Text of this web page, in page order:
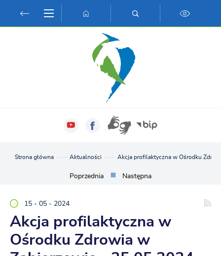
Przejdź do wyszukiwarki.
Przejdź do ustawień wielkości czcionki.
Włącz wersję kontrastową strony.
Strona główna Aktualności Akcja profilaktyczna w Ośrodku
Poprzednia Następna
15 - 05 - 2024
Akcja profilaktyczna w
Ośrodku Zdrowia w